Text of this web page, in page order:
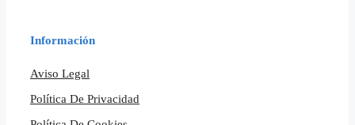
Información
Aviso Legal
Política De Privacidad